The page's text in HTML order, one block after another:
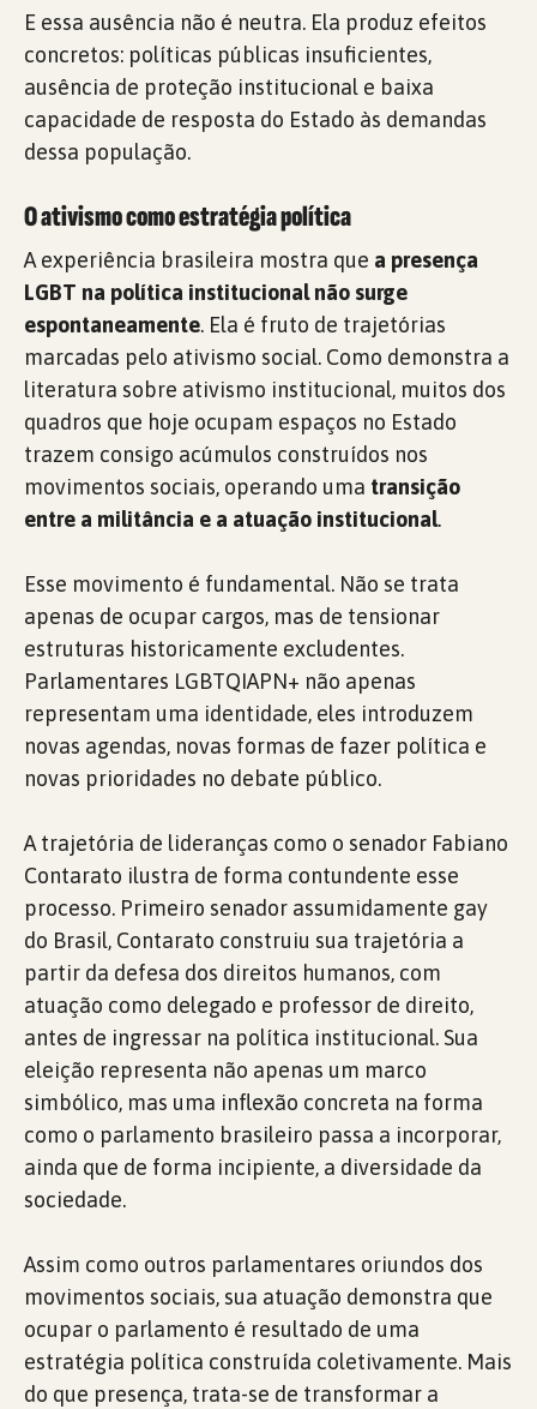
E essa ausência não é neutra. Ela produz efeitos
concretos: políticas públicas insuficientes,
ausência de proteção institucional e baixa
capacidade de resposta do Estado às demandas
dessa população.
O ativismo como estratégia política
A experiência brasileira mostra que a presença
LGBT na política institucional não surge
espontaneamente. Ela é fruto de trajetórias
marcadas pelo ativismo social. Como demonstra a
literatura sobre ativismo institucional, muitos dos
quadros que hoje ocupam espaços no Estado
trazem consigo acúmulos construídos nos
movimentos sociais, operando uma transição
entre a militância e a atuação institucional.
Esse movimento é fundamental. Não se trata
apenas de ocupar cargos, mas de tensionar
estruturas historicamente excludentes.
Parlamentares LGBTQIAPN+ não apenas
representam uma identidade, eles introduzem
novas agendas, novas formas de fazer política e
novas prioridades no debate público.
A trajetória de lideranças como o senador Fabiano
Contarato ilustra de forma contundente esse
processo. Primeiro senador assumidamente gay
do Brasil, Contarato construiu sua trajetória a
partir da defesa dos direitos humanos, com
atuação como delegado e professor de direito,
antes de ingressar na política institucional. Sua
eleição representa não apenas um marco
simbólico, mas uma inflexão concreta na forma
como o parlamento brasileiro passa a incorporar,
ainda que de forma incipiente, a diversidade da
sociedade.
Assim como outros parlamentares oriundos dos
movimentos sociais, sua atuação demonstra que
ocupar o parlamento é resultado de uma
estratégia política construída coletivamente. Mais
do que presença, trata-se de transformar a